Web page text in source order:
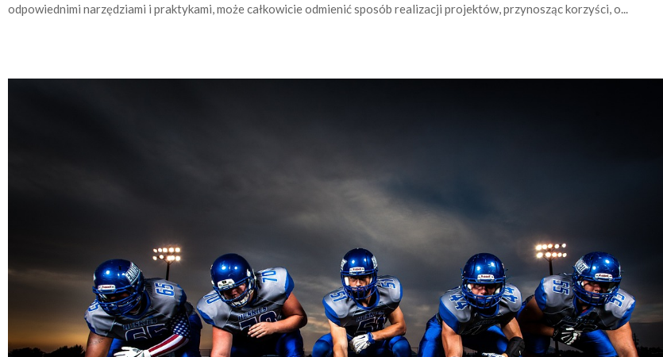
odpowiednimi narzędziami i praktykami, może całkowicie odmienić sposób realizacji projektów, przynosząc korzyści, o...